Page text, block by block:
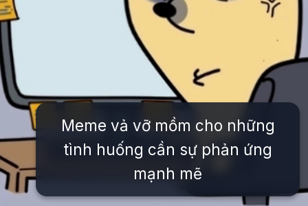
Meme vả vỡ mồm cho những
tình huống cần sự phản ứng
mạnh mẽ